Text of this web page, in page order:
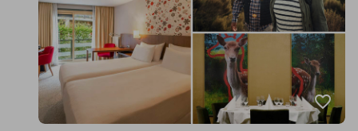
favorite_border